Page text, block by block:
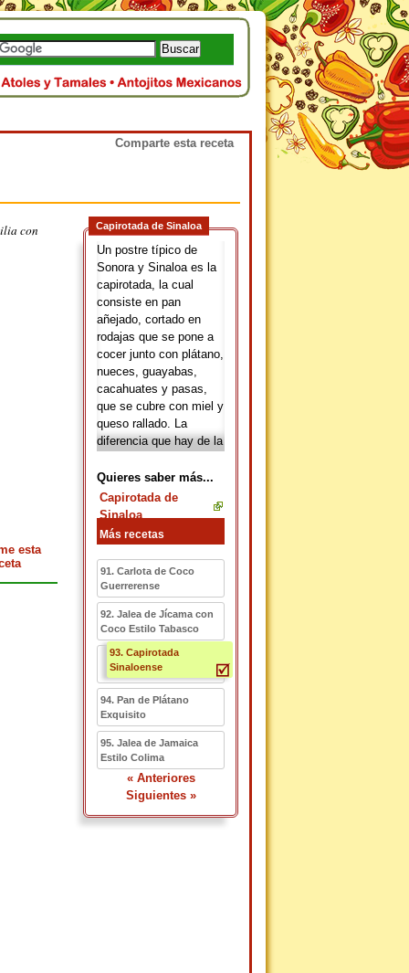
con Capirotada de Sinaloa
Un postre típico de
Sonora y Sinaloa es la
capirotada, la cual
consiste en pan
añejado, cortado en
rodajas que se pone a
cocer junto con plátano,
nueces, guayabas,
cacahuates y pasas,
que se cubre con miel y
queso rallado. La
diferencia que hay de la
Sinaloa es que no lleva
fruta como las hechas
en el centro del país,
además de que se usa
el queso ranchero o
Chihuahua, y también
en lugar de prepararla
con guayaba, lo hacen
con biznaga.
Quieres saber más...
Capirotada de
Sinaloa
Más recetas
91. Carlota de Coco
Guerrerense
92. Jalea de Jícama con
Coco Estilo Tabasco
93. Capirotada
Sinaloense
94. Pan de Plátano
Exquisito
95. Jalea de Jamaica
Estilo Colima
« Anteriores
Siguientes »
esta
Comparte esta receta